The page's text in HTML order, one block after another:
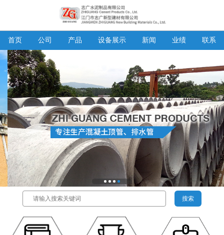
首页 公司 产品 设备展示 新闻 业绩 联系